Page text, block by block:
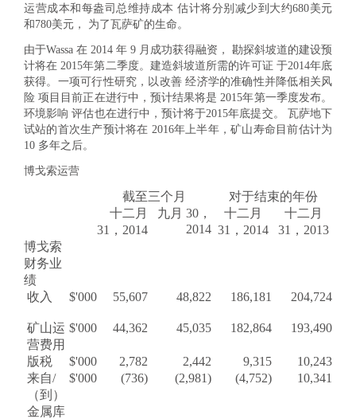
运营成本和每盎司总维持成本 估计将分别减少到大约680美元
和780美元， 为了瓦萨矿的生命。
由于Wassa 在 2014 年 9 月成功获得融资， 勘探斜坡道的建设预
计将在 2015年第二季度。建造斜坡道所需的许可证 于2014年底
获得。一项可行性研究，以改善 经济学的准确性并降低相关风
险 项目目前正在进行中，预计结果将是 2015年第一季度发布。
环境影响 评估也在进行中，预计将于2015年底提交。 瓦萨地下
试站的首次生产预计将在 2016年上半年，矿山寿命目前估计为
10 多年之后。
博戈索运营
截至三个月 对于结束的年份
十二月
31，2014
九月 30，
2014
十二月
31， 2014
十二月
31， 2013
博戈索
财务业
绩
收入
$'000 55,607 48,822 186,181 204,724
矿山运
营费用
$'000 44,362 45,035 182,864 193,490
版税 $'000 2,782 2,442 9,315
10,243
来自/
（到）
金属库
$'000 (736) (2,981) (4,752) 10,341